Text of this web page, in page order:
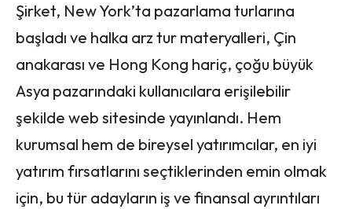
Şirket, New York’ta pazarlama turlarına
başladı ve halka arz tur materyalleri, Çin
anakarası ve Hong Kong hariç, çoğu büyük
Asya pazarındaki kullanıcılara erişilebilir
şekilde web sitesinde yayınlandı. Hem
kurumsal hem de bireysel yatırımcılar, en iyi
yatırım fırsatlarını seçtiklerinden emin olmak
için, bu tür adayların iş ve finansal ayrıntıları